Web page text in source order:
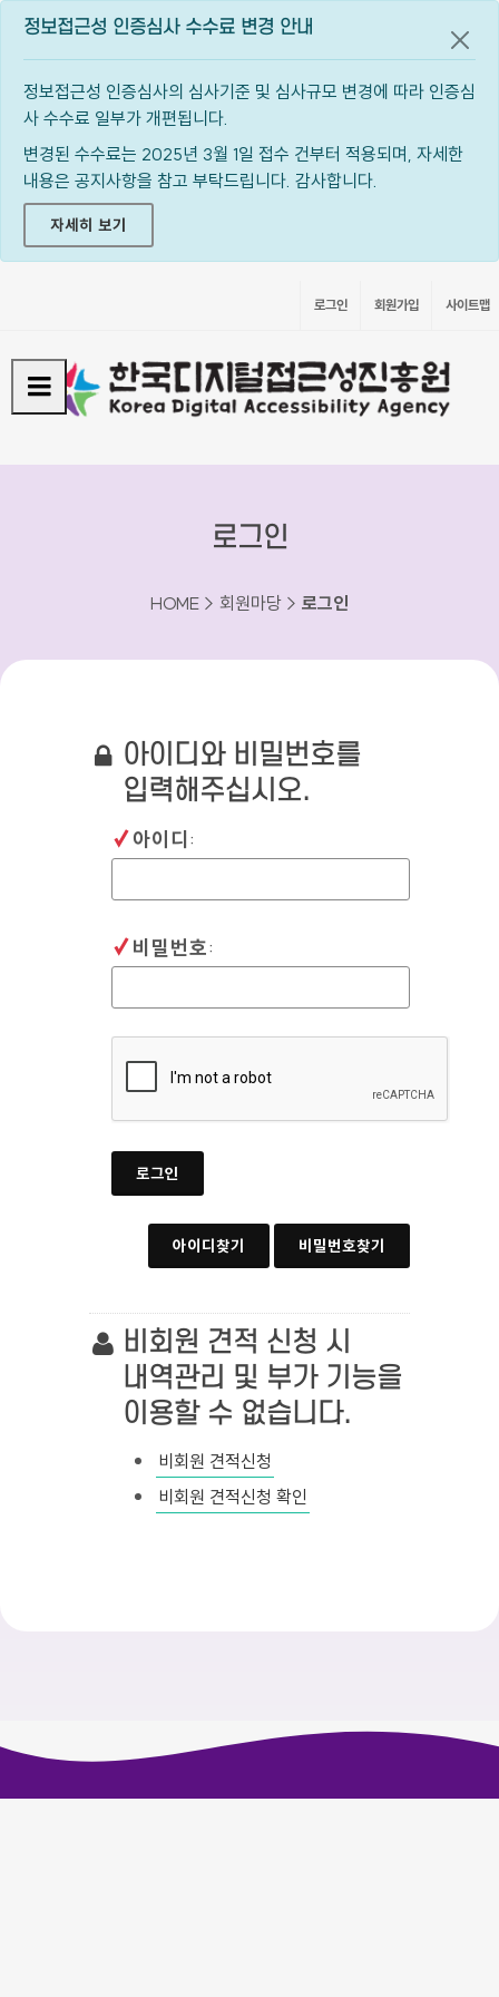
정보접근성 인증심사 수수료 변경 안내
정보접근성 인증심사의 심사기준 및 심사규모 변경에 따라 인증심
사 수수료 일부가 개편됩니다.
변경된 수수료는 2025년 3월 1일 접수 건부터 적용되며, 자세한
내용은 공지사항을 참고 부탁드립니다. 감사합니다.
자세히 보기
공지
로그인 회원가입 사이트맵
로그인
HOME > 회원마당 > 로그인
아이디와 비밀번호를
입력해주십시오.
아이디 필수입력
:
비밀번호필수입력
:
로그인
아이디찾기 비밀번호찾기
비회원 견적 신청 시
내역관리 및 부가 기능을
이용할 수 없습니다.
비회원 견적신청
비회원 견적신청 확인